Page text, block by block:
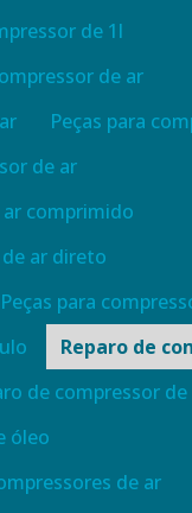
de 1l
de ar
Peças para
de ar
ar comprimido
ar direto
Peças para
Reparo de
de compressor de
óleo
de ar